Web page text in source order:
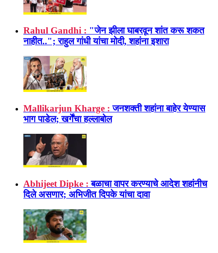
Rahul Gandhi : "जेन झीला घाबरवून शांत करू शकत
नाहीत.."; राहुल गांधी यांचा मोदी, शहांना इशारा
Mallikarjun Kharge : जनशक्ती शहांना बाहेर येण्यास
भाग पाडेल; खर्गेंचा हल्लाबोल
Abhijeet Dipke : बळाचा वापर करण्याचे आदेश शहांनीच
दिले असणार; अभिजीत दिपके यांचा दावा